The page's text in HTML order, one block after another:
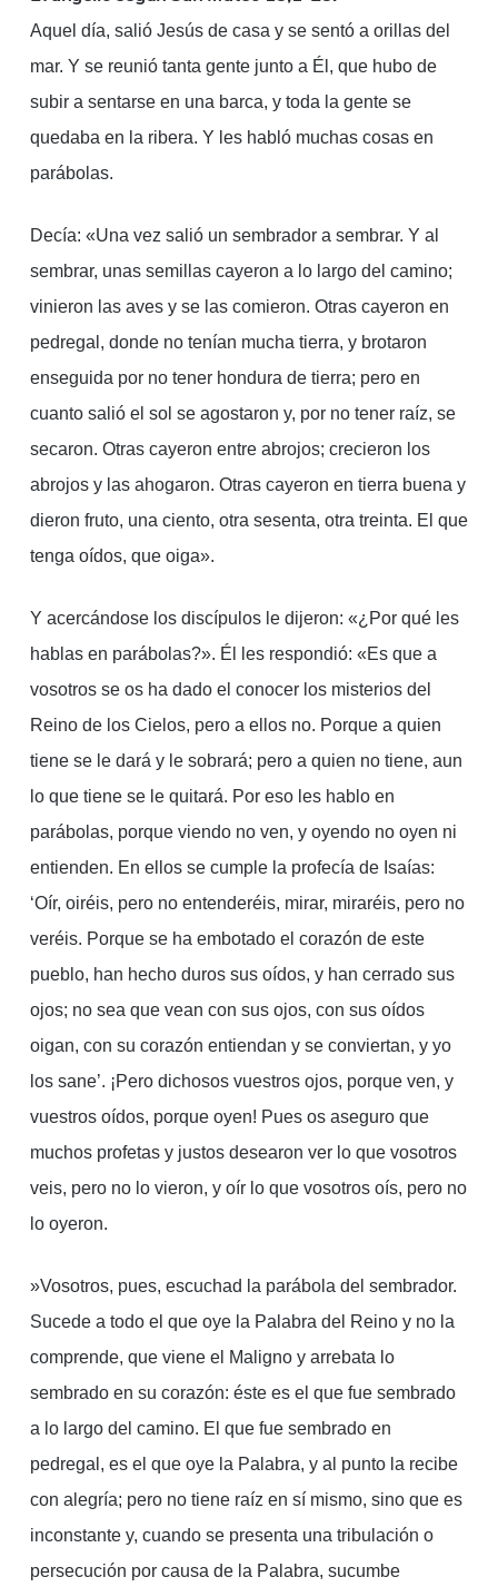
Aquel día, salió Jesús de casa y se sentó a orillas del
mar. Y se reunió tanta gente junto a Él, que hubo de
subir a sentarse en una barca, y toda la gente se
quedaba en la ribera. Y les habló muchas cosas en
parábolas.
Decía: «Una vez salió un sembrador a sembrar. Y al
sembrar, unas semillas cayeron a lo largo del camino;
vinieron las aves y se las comieron. Otras cayeron en
pedregal, donde no tenían mucha tierra, y brotaron
enseguida por no tener hondura de tierra; pero en
cuanto salió el sol se agostaron y, por no tener raíz, se
secaron. Otras cayeron entre abrojos; crecieron los
abrojos y las ahogaron. Otras cayeron en tierra buena y
dieron fruto, una ciento, otra sesenta, otra treinta. El que
tenga oídos, que oiga».
Y acercándose los discípulos le dijeron: «¿Por qué les
hablas en parábolas?». Él les respondió: «Es que a
vosotros se os ha dado el conocer los misterios del
Reino de los Cielos, pero a ellos no. Porque a quien
tiene se le dará y le sobrará; pero a quien no tiene, aun
lo que tiene se le quitará. Por eso les hablo en
parábolas, porque viendo no ven, y oyendo no oyen ni
entienden. En ellos se cumple la profecía de Isaías:
‘Oír, oiréis, pero no entenderéis, mirar, miraréis, pero no
veréis. Porque se ha embotado el corazón de este
pueblo, han hecho duros sus oídos, y han cerrado sus
ojos; no sea que vean con sus ojos, con sus oídos
oigan, con su corazón entiendan y se conviertan, y yo
los sane’. ¡Pero dichosos vuestros ojos, porque ven, y
vuestros oídos, porque oyen! Pues os aseguro que
muchos profetas y justos desearon ver lo que vosotros
veis, pero no lo vieron, y oír lo que vosotros oís, pero no
lo oyeron.
»Vosotros, pues, escuchad la parábola del sembrador.
Sucede a todo el que oye la Palabra del Reino y no la
comprende, que viene el Maligno y arrebata lo
sembrado en su corazón: éste es el que fue sembrado
a lo largo del camino. El que fue sembrado en
pedregal, es el que oye la Palabra, y al punto la recibe
con alegría; pero no tiene raíz en sí mismo, sino que es
inconstante y, cuando se presenta una tribulación o
persecución por causa de la Palabra, sucumbe